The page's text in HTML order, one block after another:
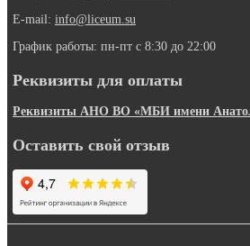
E-mail: info@liceum.su
График работы: пн-пт с 8:30 до 22:00
Реквизиты для оплаты
Реквизиты АНО ВО «МБИ имени
Оставить свой отзыв